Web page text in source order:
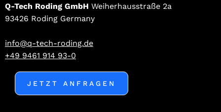
Q-Tech Roding GmbH Weiherhausstraße 2a
93426 Roding Germany
info@q-tech-roding.de
+49 9461 914 93-0
JETZT ANFRAGEN